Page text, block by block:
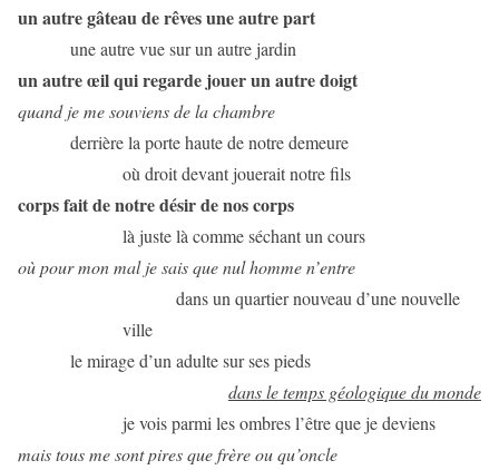
un autre gâteau de rêves une autre part
une autre vue sur un autre jardin
un autre œil qui regarde jouer un autre doigt
quand je me souviens de la chambre
derrière la porte haute de notre demeure
où droit devant jouerait notre fils
corps fait de notre désir de nos corps
là juste là comme séchant un cours
où pour mon mal je sais que nul homme n’entre
dans un quartier nouveau d’une nouvelle
ville
le mirage d’un adulte sur ses pieds
dans le temps géologique du monde
je vois parmi les ombres l’être que je deviens
mais tous me sont pires que frère ou qu’oncle